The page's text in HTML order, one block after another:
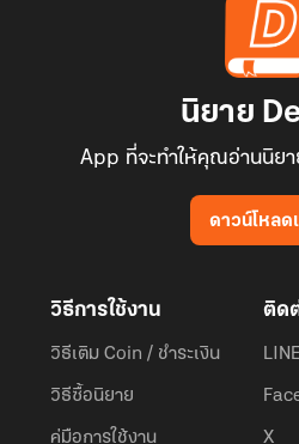
นิยาย
App ที่จะทำให้คุณอ่านนิย
ดาวน์โหลด
วิธีการใช้งาน
วิธีเติม Coin / ชำระเงิน
วิธีซื้อนิยาย
คู่มือการใช้งาน
ติด
X